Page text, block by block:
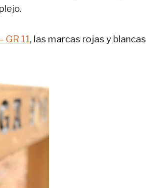
GR 11, las marcas rojas y blancas